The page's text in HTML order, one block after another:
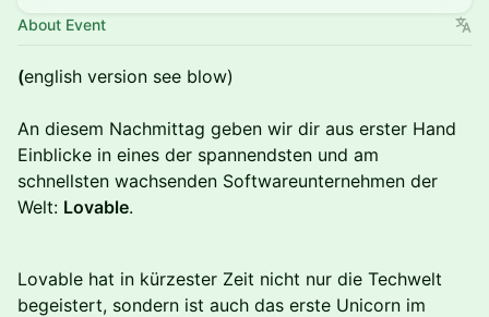
About Event
(english version see blow)
An diesem Nachmittag geben wir dir aus erster Hand
Einblicke in eines der spannendsten und am
schnellsten wachsenden Softwareunternehmen der
Welt: Lovable.
Lovable hat in kürzester Zeit nicht nur die Techwelt
begeistert, sondern ist auch das erste Unicorn im